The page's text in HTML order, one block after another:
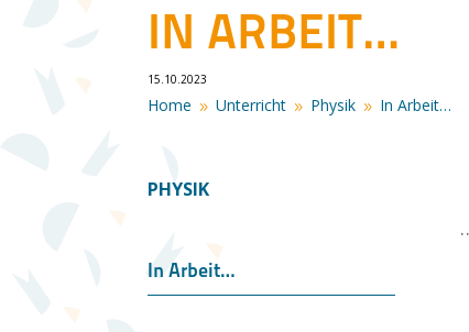
IN ARBEIT…
15.10.2023
Home 9 Unterricht 9 Physik 9 In Arbeit…
PHYSIK
In Arbeit…